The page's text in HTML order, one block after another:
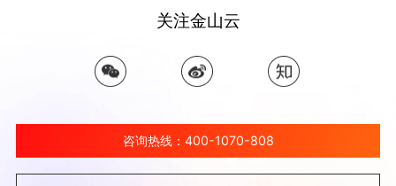
关注金山云
咨询热线：400-1070-808